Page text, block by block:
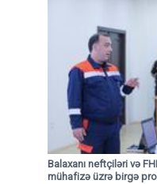
Balaxanı neftçiləri və
mühafizə üzrə birgə